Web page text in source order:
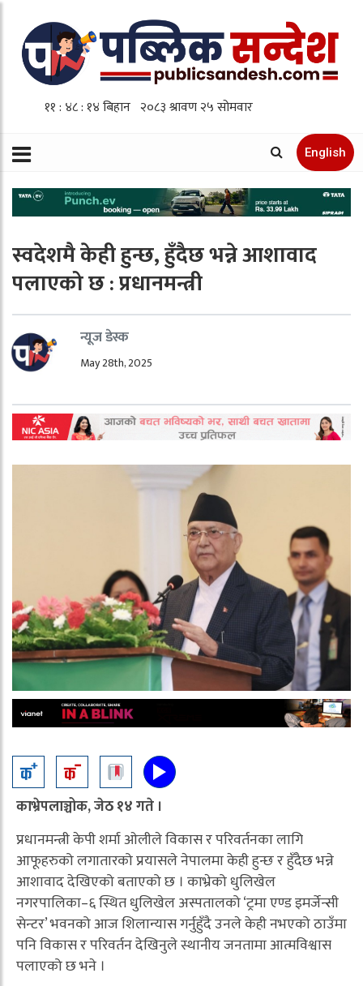
English
स्वदेशमै केही हुन्छ, हुँदैछ भन्ने आशावाद
पलाएको छ : प्रधानमन्त्री
न्यूज डेस्क
May 28th, 2025
काभ्रेपलाञ्चोक, जेठ १४ गते ।
प्रधानमन्त्री केपी शर्मा ओलीले विकास र परिवर्तनका लागि
आफूहरुको लगातारको प्रयासले नेपालमा केही हुन्छ र हुँदैछ भन्ने
आशावाद देखिएको बताएको छ । काभ्रेको धुलिखेल
नगरपालिका–६ स्थित धुलिखेल अस्पतालको ‘ट्रमा एण्ड इमर्जेन्सी
सेन्टर’ भवनको आज शिलान्यास गर्नुहुँदै उनले केही नभएको ठाउँमा
पनि विकास र परिवर्तन देखिनुले स्थानीय जनतामा आत्मविश्वास
पलाएको छ भने ।